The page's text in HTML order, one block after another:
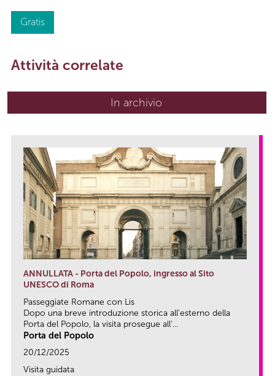
Gratis
Attività correlate
In archivio
ANNULLATA - Porta del Popolo, ingresso al Sito
UNESCO di Roma
Passeggiate Romane con Lis
Dopo una breve introduzione storica all’esterno della
Porta del Popolo, la visita prosegue all’...
Porta del Popolo
20/12/2025
Visita guidata